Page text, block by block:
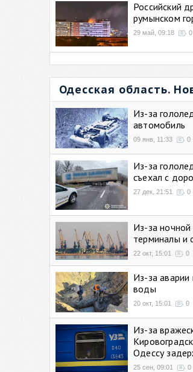
Российский
румынском
29 май, 09:18 0
Одесская область.
Из-за
автомобиль
09 янв, 11:33 0
Из-за
съехал с
27 дек, 21:51 0
Из-за
терминалы и
22 окт, 15:01 0
Из-за аварии
воды
20 окт, 15:01 0
Из-за
Одессу
25 сен, 09:01 0